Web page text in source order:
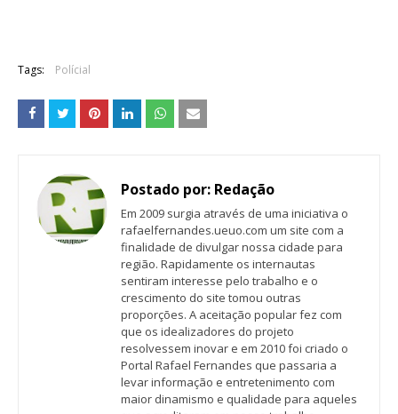
Tags: Polícial
Postado por: Redação
Em 2009 surgia através de uma iniciativa o
rafaelfernandes.ueuo.com um site com a
finalidade de divulgar nossa cidade para
região. Rapidamente os internautas
sentiram interesse pelo trabalho e o
crescimento do site tomou outras
proporções. A aceitação popular fez com
que os idealizadores do projeto
resolvessem inovar e em 2010 foi criado o
Portal Rafael Fernandes que passaria a
levar informação e entretenimento com
maior dinamismo e qualidade para aqueles